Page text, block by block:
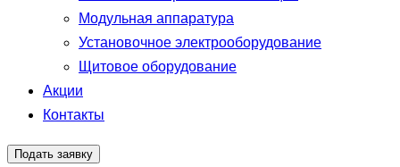
Модульная аппаратура
Установочное электрооборудование
Щитовое оборудование
Акции
Контакты
Подать заявку